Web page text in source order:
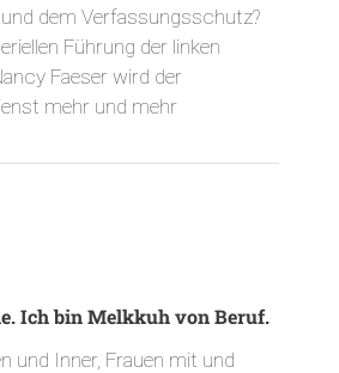
dem Verfassungsschutz?
Führung der linken
Faeser wird der
mehr und mehr
Ich bin Melkkuh von Beruf.
und Inner, Frauen mit und